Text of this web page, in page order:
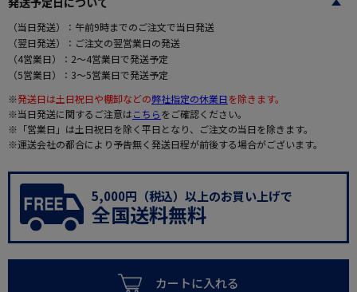
（当日発送）：午前9時までのご注文で当日発送
（翌日発送）：ご注文の翌営業日の発送
（4営業日）：2～4営業日で発送予定
（5営業日）：3～5営業日で発送予定
※発送日は土日祝日や棚卸などの弊社指定の休業日を除きます。
※当日発送に関するご注意はこちらをご確認ください。
※「営業日」は土日祝日を除く平日となり、ご注文の当日を除きます。
※運送会社の都合により予告無く発送日程が前後する場合がございます。
5,000円（税込）以上のお買い上げで
全国送料無料
カートに入れる